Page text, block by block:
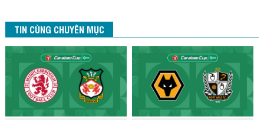
TIN CÙNG CHUYÊN MỤC